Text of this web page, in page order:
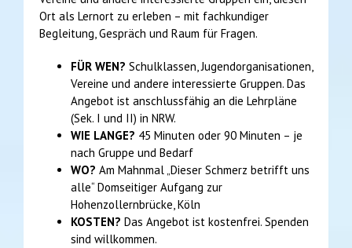
Ort als Lernort zu erleben – mit fachkundiger
Begleitung, Gespräch und Raum für Fragen.
FÜR WEN? Schulklassen, Jugendorganisationen,
Vereine und andere interessierte Gruppen. Das
Angebot ist anschlussfähig an die Lehrpläne
(Sek. I und II) in NRW.
WIE LANGE? 45 Minuten oder 90 Minuten – je
nach Gruppe und Bedarf
WO? Am Mahnmal „Dieser Schmerz betrifft uns
alle“ Domseitiger Aufgang zur
Hohenzollernbrücke, Köln
KOSTEN? Das Angebot ist kostenfrei. Spenden
sind willkommen.